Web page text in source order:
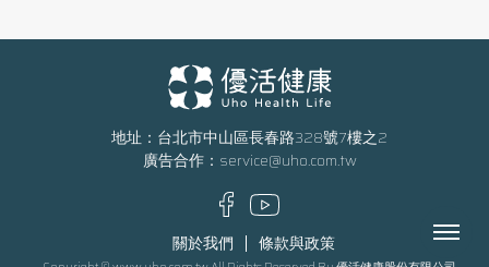
地址：台北市中山區長春路328號7樓之2
廣告合作： service@uho.com.tw
關於我們 條款與政策 Menu